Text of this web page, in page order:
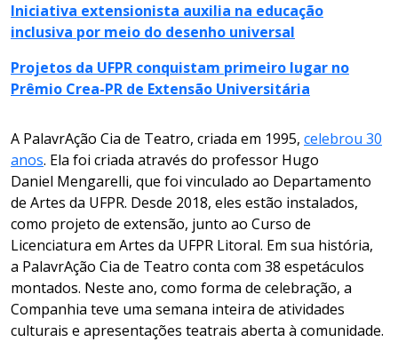
Iniciativa extensionista auxilia na educação
inclusiva por meio do desenho universal
Projetos da UFPR conquistam primeiro lugar no
Prêmio Crea-PR de Extensão Universitária
A PalavrAção Cia de Teatro, criada em 1995, celebrou 30
anos. Ela foi criada através do professor Hugo
Daniel Mengarelli, que foi vinculado ao Departamento
de Artes da UFPR. Desde 2018, eles estão instalados,
como projeto de extensão, junto ao Curso de
Licenciatura em Artes da UFPR Litoral. Em sua história,
a PalavrAção Cia de Teatro conta com 38 espetáculos
montados. Neste ano, como forma de celebração, a
Companhia teve uma semana inteira de atividades
culturais e apresentações teatrais aberta à comunidade.